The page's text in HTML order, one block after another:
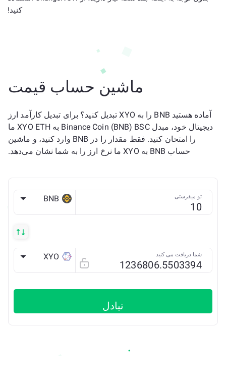
کنید!
ماشین حساب قیمت
آماده هستید BNB را به XYO تبدیل کنید؟ برای تبدیل کارآمد ارز
دیجیتال خود، مبدل Binance Coin (BNB) BSC به XYO ETH ما
را امتحان کنید. فقط مقدار را در BNB وارد کنید، و ماشین
حساب BNB به XYO ما نرخ ارز را به شما نشان می‌دهد.
تو میفرستی BNB
شما دریافت می کنید XYO
تبادل